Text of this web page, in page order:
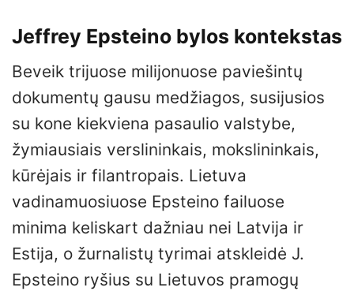
Jeffrey Epsteino bylos kontekstas
Beveik trijuose milijonuose paviešintų
dokumentų gausu medžiagos, susijusios
su kone kiekviena pasaulio valstybe,
žymiausiais verslininkais, mokslininkais,
kūrėjais ir filantropais. Lietuva
vadinamuosiuose Epsteino failuose
minima keliskart dažniau nei Latvija ir
Estija, o žurnalistų tyrimai atskleidė J.
Epsteino ryšius su Lietuvos pramogų